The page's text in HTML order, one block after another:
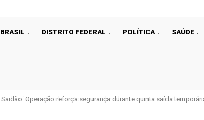
BRASIL DISTRITO FEDERAL POLÍTICA SAÚDE
Saidão: Operação reforça segurança durante quinta saída